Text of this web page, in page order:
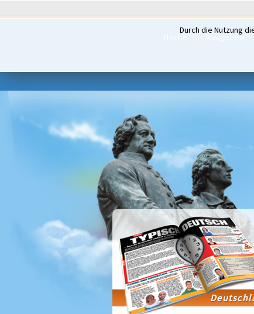
Ausgaben
Durch die Nutzung